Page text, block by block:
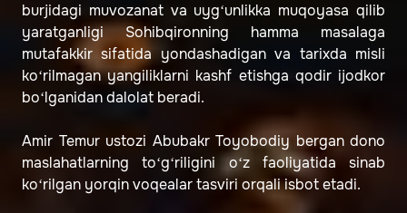
burjidagi muvozanat va uyg‘unlikka muqoyasa qilib
yaratganligi Sohibqironning hamma masalaga
mutafakkir sifatida yondashadigan va tarixda misli
ko‘rilmagan yangiliklarni kashf etishga qodir ijodkor
bo‘lganidan dalolat beradi.
Amir Temur ustozi Abubakr Toyobodiy bergan dono
maslahatlarning to‘g‘riligini o‘z faoliyatida sinab
ko‘rilgan yorqin voqealar tasviri orqali isbot etadi.